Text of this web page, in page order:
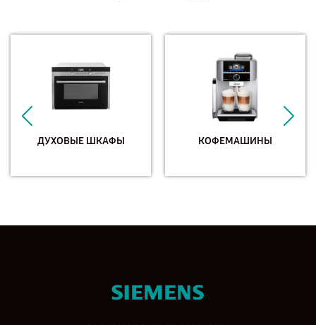
ДУХОВЫЕ ШКАФЫ КОФЕМАШИНЫ